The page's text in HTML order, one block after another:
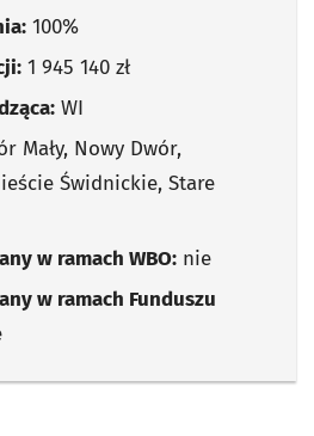
100%
1 945 140 zł
WI
Mały, Nowy Dwór,
Świdnickie, Stare
w ramach WBO: nie
w ramach Funduszu